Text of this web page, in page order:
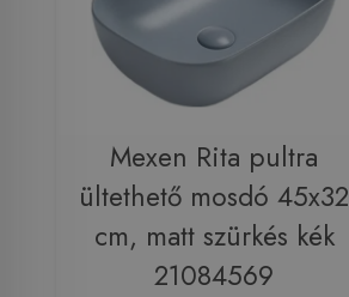
Mexen Rita pultra
ültethető mosdó 45x32
cm, matt szürkés kék
21084569